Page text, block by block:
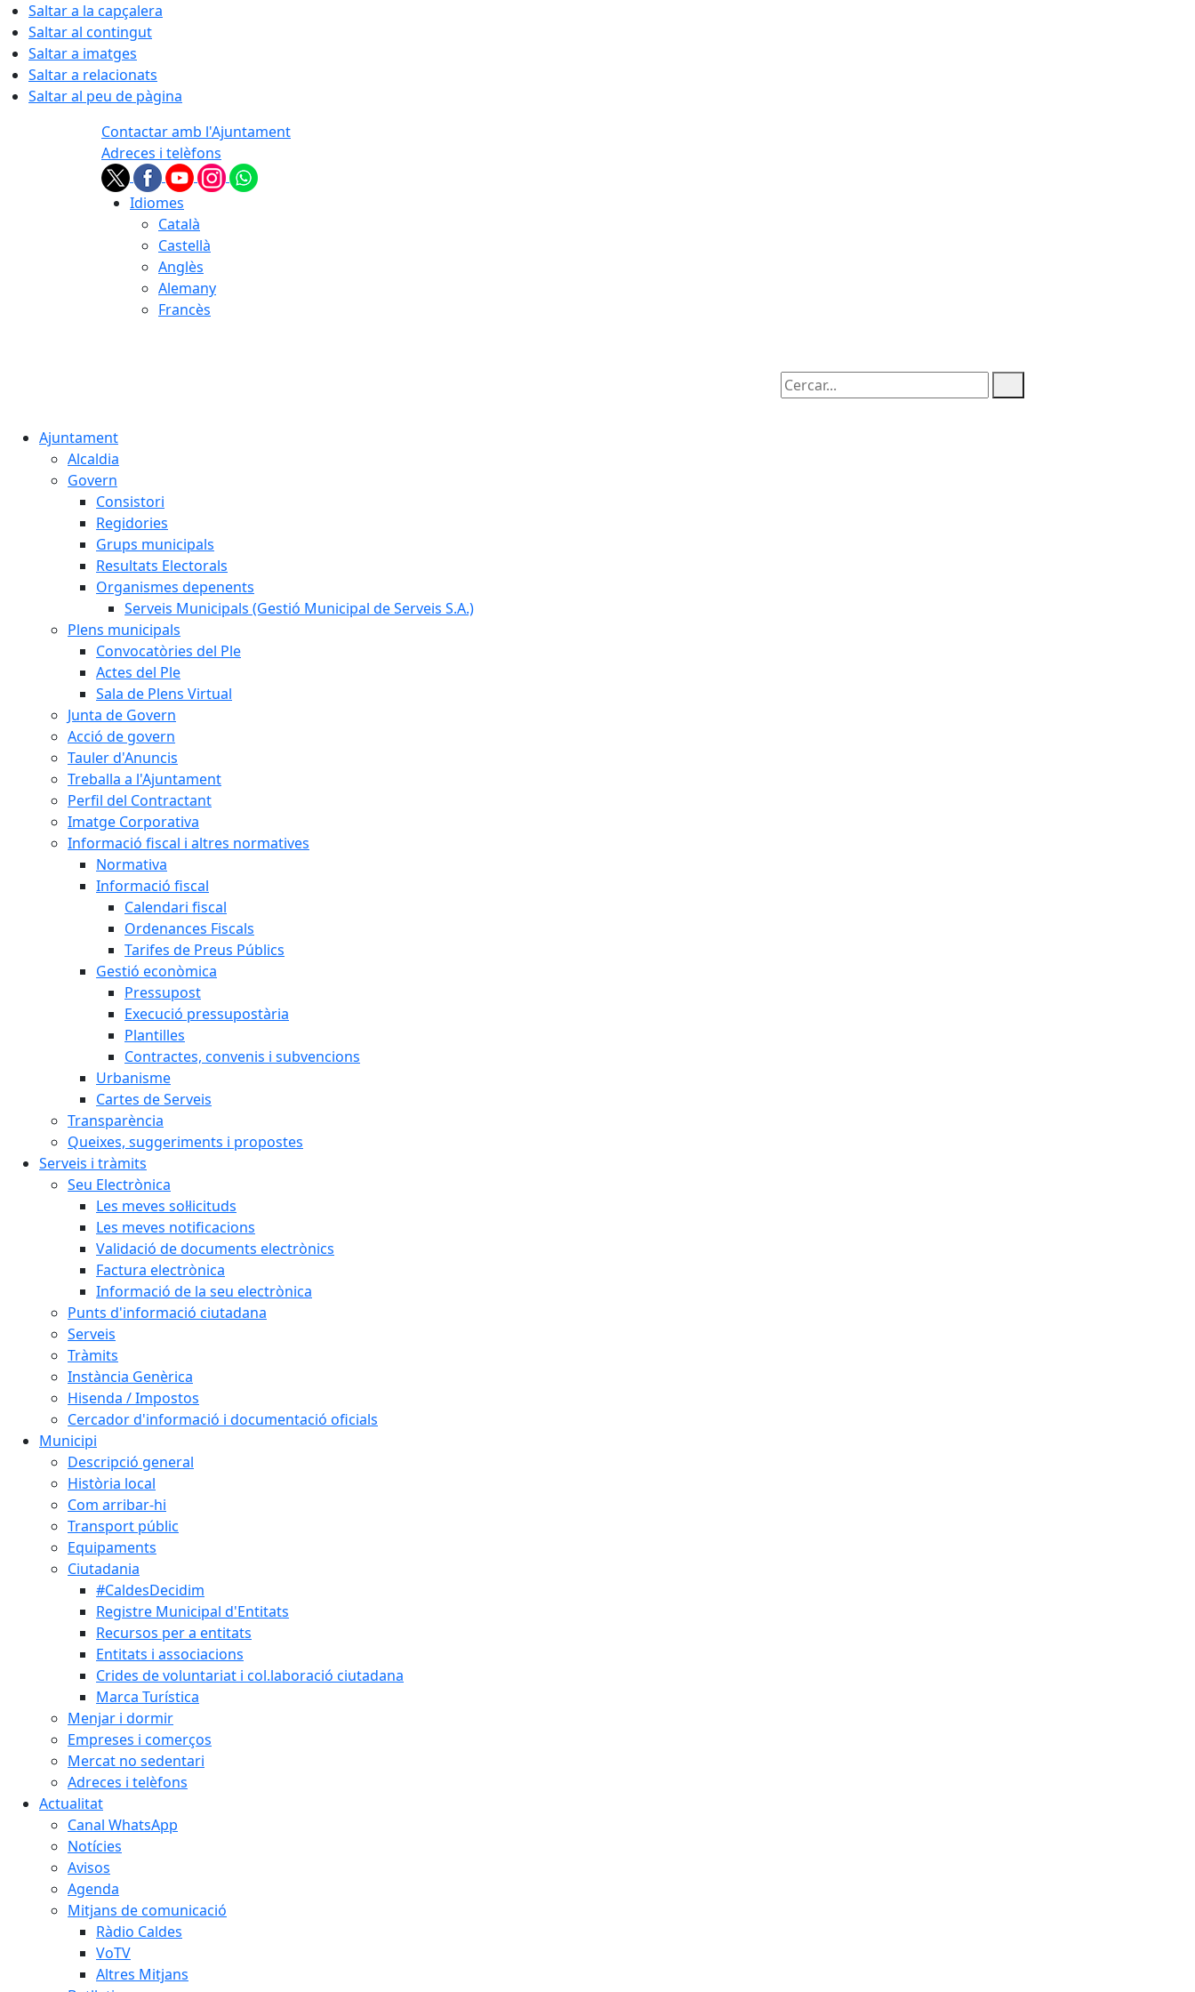
Saltar a la capçalera
Saltar al contingut
Saltar a imatges
Saltar a relacionats
Saltar al peu de pàgina
Contactar amb l'Ajuntament
Adreces i telèfons
Idiomes
Català
Castellà
Anglès
Alemany
Francès
Cercar:
Ajuntament
Alcaldia
Govern
Consistori
Regidories
Grups municipals
Resultats Electorals
Organismes depenents
Serveis Municipals (Gestió Municipal de Serveis S.A.)
Plens municipals
Convocatòries del Ple
Actes del Ple
Sala de Plens Virtual
Junta de Govern
Acció de govern
Tauler d'Anuncis
Treballa a l'Ajuntament
Perfil del Contractant
Imatge Corporativa
Informació fiscal i altres normatives
Normativa
Informació fiscal
Calendari fiscal
Ordenances Fiscals
Tarifes de Preus Públics
Gestió econòmica
Pressupost
Execució pressupostària
Plantilles
Contractes, convenis i subvencions
Urbanisme
Cartes de Serveis
Transparència
Queixes, suggeriments i propostes
Serveis i tràmits
Seu Electrònica
Les meves sol·licituds
Les meves notificacions
Validació de documents electrònics
Factura electrònica
Informació de la seu electrònica
Punts d'informació ciutadana
Serveis
Tràmits
Instància Genèrica
Hisenda / Impostos
Cercador d'informació i documentació oficials
Municipi
Descripció general
Història local
Com arribar-hi
Transport públic
Equipaments
Ciutadania
#CaldesDecidim
Registre Municipal d'Entitats
Recursos per a entitats
Entitats i associacions
Crides de voluntariat i col.laboració ciutadana
Marca Turística
Menjar i dormir
Empreses i comerços
Mercat no sedentari
Adreces i telèfons
Actualitat
Canal WhatsApp
Notícies
Avisos
Agenda
Mitjans de comunicació
Ràdio Caldes
VoTV
Altres Mitjans